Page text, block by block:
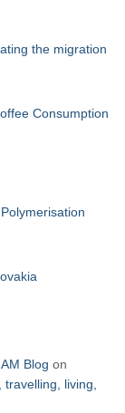
the migration
Consumption
Blog on
living,